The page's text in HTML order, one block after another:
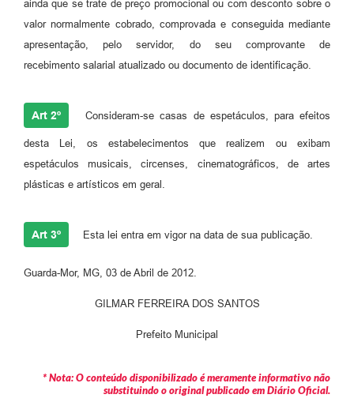
ainda que se trate de preço promocional ou com desconto sobre o
valor normalmente cobrado, comprovada e conseguida mediante
apresentação, pelo servidor, do seu comprovante de
recebimento salarial atualizado ou documento de identificação.
Art 2º Consideram-se casas de espetáculos, para efeitos
desta Lei, os estabelecimentos que realizem ou exibam
espetáculos musicais, circenses, cinematográficos, de artes
plásticas e artísticos em geral.
Art 3º Esta lei entra em vigor na data de sua publicação.
Guarda-Mor, MG, 03 de Abril de 2012.
GILMAR FERREIRA DOS SANTOS
Prefeito Municipal
* Nota: O conteúdo disponibilizado é meramente informativo não
substituindo o original publicado em Diário Oficial.